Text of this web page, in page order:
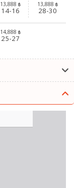
13,888 ฿
14-16
13,888 ฿
28-30
14,888 ฿
25-27